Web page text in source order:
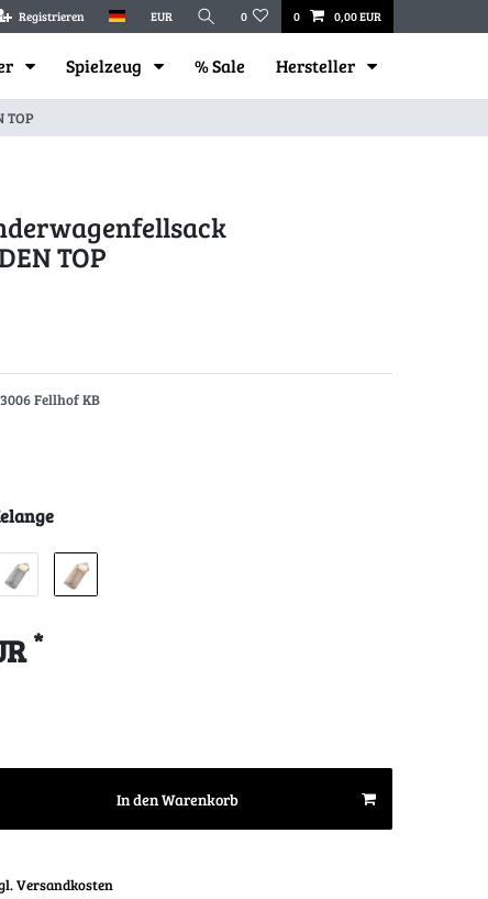
Registrieren EUR 0 0 0,00 EUR
Spielzeug % Sale Hersteller
TOP
TOP
Fellhof KB
*
In den Warenkorb
Versandkosten